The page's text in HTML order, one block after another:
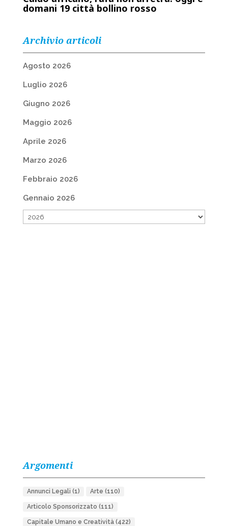
domani 19 città bollino rosso
Archivio articoli
Agosto 2026
Luglio 2026
Giugno 2026
Maggio 2026
Aprile 2026
Marzo 2026
Febbraio 2026
Gennaio 2026
Argomenti
Annunci Legali (1) Arte (110)
Articolo Sponsorizzato (111)
Capitale Umano e Creatività(422)